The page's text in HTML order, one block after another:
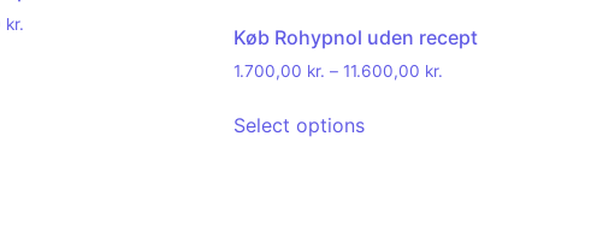
kr.
Køb Rohypnol uden recept
1.700,00 kr. – 11.600,00 kr.
Select options